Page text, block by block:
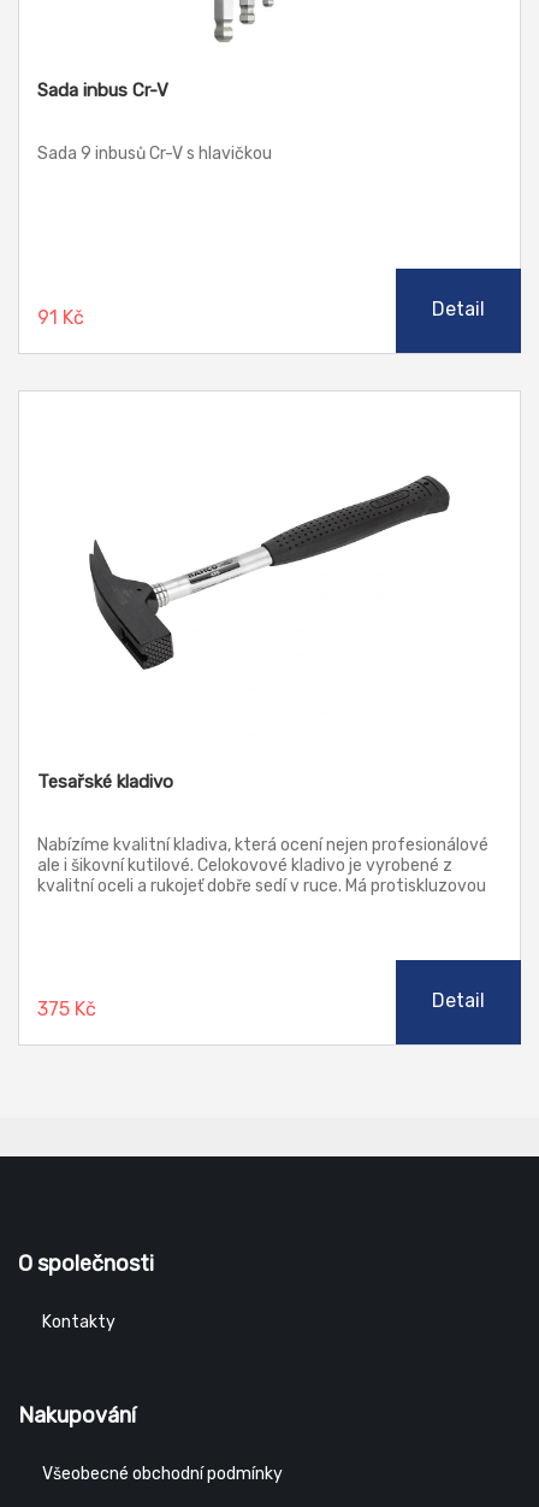
Sada inbus Cr-V
Sada 9 inbusů Cr-V s hlavičkou
91 Kč Detail
Tesařské kladivo
Nabízíme kvalitní kladiva, která ocení nejen profesionálové
ale i šikovní kutilové. Celokovové kladivo je vyrobené z
kvalitní oceli a rukojeť dobře sedí v ruce. Má protiskluzovou
375 Kč Detail
O společnosti
Kontakty
Nakupování
Všeobecné obchodní podmínky